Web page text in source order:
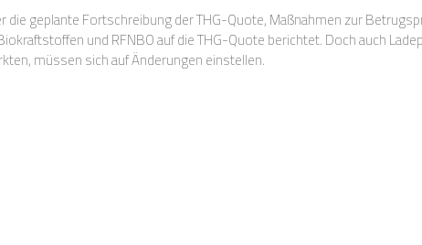
und Kartellrecht Europarecht
die geplante Fortschreibung der THG-Quote, Maßnahmen zur
und RFNBO auf die THG-Quote berichtet. Doch auch
müssen sich auf Änderungen einstellen.